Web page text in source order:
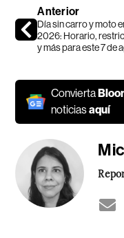
Anterior
Día sin carro y moto
2026: Horario,
y más para este 7 de
Convierta
noticiasaquí